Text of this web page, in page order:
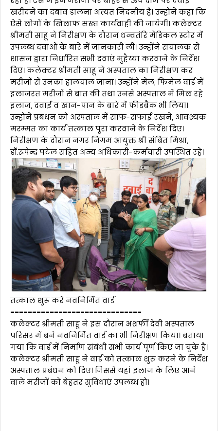
खरीदने का दबाव डालना अत्यंत निदंनीय है। उन्होंने कहा कि
ऐसे लोगों के खिलाफ सख्त कार्यवाही की जायेगी। कलेक्टर
श्रीमती साहू ने निरीक्षण के दौरान धन्वतंरि मेडिकल स्टोर में
उपलब्ध दवाओं के बारे में जानकारी ली। उन्होंने संचालक से
शासन द्वारा निर्धारित सभी दवाएं मुहैय्या करवाने के निर्देश
दिए। कलेक्टर श्रीमती साहू ने अस्पताल का निरीक्षण कर
मरीजों से उनका हालचाल जाना। उन्होंने मेल, फिमेल वार्ड में
इलाजरत मरीजों से बात की तथा उनसे अस्पताल में मिल रहे
इलाज, दवाई व खान-पान के बारे में फीडबैक भी लिया।
उन्होंने प्रबंधन को अस्पताल में साफ-सफाई रखने, आवश्यक
मरम्मत का कार्य तत्काल पूरा करवाने के निर्देश दिए।
निरीक्षण के दौरान नगर निगम आयुक्त श्री संबित मिश्रा,
डॉ.रूपेन्द्र पटेल सहित अन्य अधिकारी-कर्मचारी उपस्थित रहे।
तत्काल शुरू करें नवनिर्मित वार्ड
------------------------------
कलेक्टर श्रीमती साहू ने इस दौरान अशर्फी देवी अस्पताल
परिसर में बने नवनिर्मित वार्ड का भी निरीक्षण किया। बताया
गया कि वार्ड में निर्माण संबंधी सभी कार्य पूर्ण किए जा चुके है।
कलेक्टर श्रीमती साहू ने वार्ड को तत्काल शुरू करने के निर्देश
अस्पताल प्रबंधन को दिए। जिससे यहां इलाज के लिए आने
वाले मरीजों को बेहतर सुविधाएं उपलब्ध हो।